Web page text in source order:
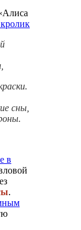
сны,
в
.